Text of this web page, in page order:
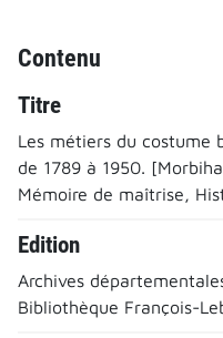
Contenu
Titre
Les métiers du costume
de 1789 à 1950.
Mémoire de maîtrise,
Edition
Archives
Bibliothèque François-